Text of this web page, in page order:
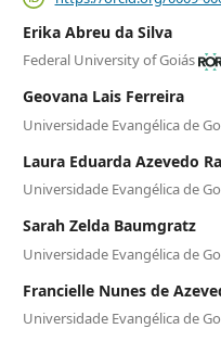
Erika Abreu da Silva
Federal University of Goiás
Geovana Lais Ferreira
Universidade Evangélica de
Laura Eduarda Azevedo
Universidade Evangélica de
Sarah Zelda Baumgratz
Universidade Evangélica de
Francielle Nunes de
Universidade Evangélica de